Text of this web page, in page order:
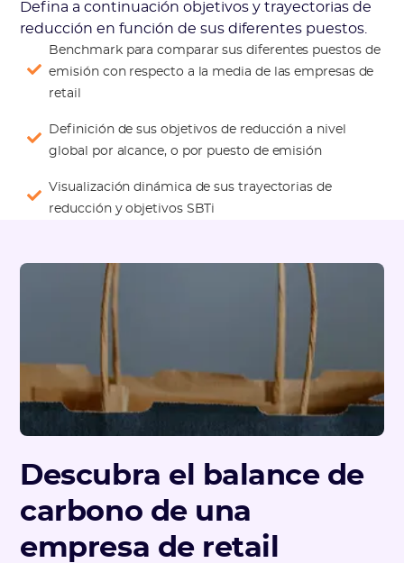
Defina a continuación objetivos y trayectorias de
reducción en función de sus diferentes puestos.
Benchmark para comparar sus diferentes puestos de
emisión con respecto a la media de las empresas de
retail
Definición de sus objetivos de reducción a nivel
global por alcance, o por puesto de emisión
Visualización dinámica de sus trayectorias de
reducción y objetivos SBTi
Descubra el balance de
carbono de una
empresa de retail